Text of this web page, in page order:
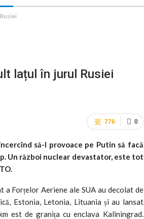
lațul în jurul Rusiei
0
776
să-l provoace pe Putin să facă
Un război nuclear devastator, este tot
a Forțelor Aeriene ale SUA au decolat de
Estonia, Letonia, Lituania și au lansat
est de granița cu enclava Kaliningrad.